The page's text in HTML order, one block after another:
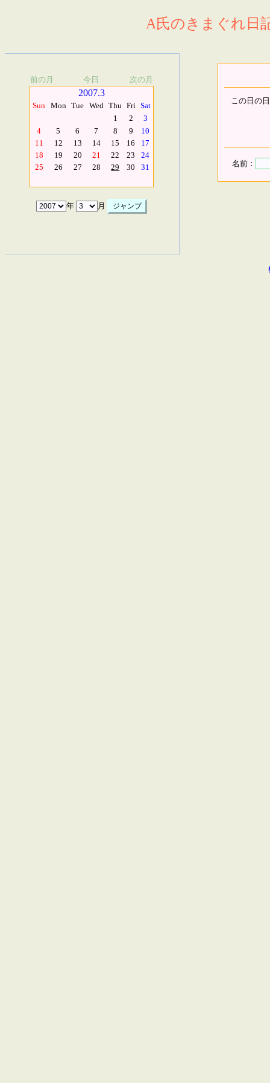
A氏のきまぐれ日
前の月 今日 次の月
2007.3
Sun Mon Tue Wed Thu Fri Sat
1
2
3
4
5 6 7 8 9
10
11
12 13 14 15 16
17
18
19 20 21 22 23
24
25
26 27 28 29 30 31
年 月
この日の
名前：